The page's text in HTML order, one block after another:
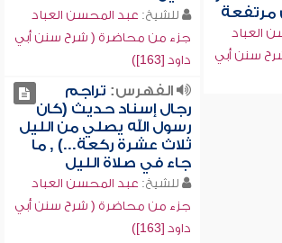
مرتفعة
العباد
سنن أبي
للشيخ: عبد المحسن العباد
جزء من محاضرة ( شرح سنن أبي
داود [163])
الفهرس: تراجم
رجال إسناد حديث (كان
رسول الله يصلي من الليل
ثلاث عشرة ركعة...) , ما
جاء في صلاة الليل
للشيخ: عبد المحسن العباد
جزء من محاضرة ( شرح سنن أبي
داود [163])